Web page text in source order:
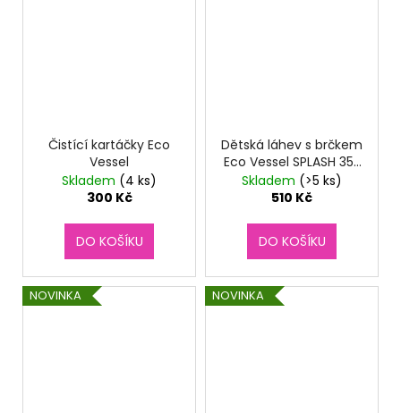
Čistící kartáčky Eco
Vessel
Skladem (4 ks)
300 Kč
DO KOŠÍKU
Dětská láhev s brčkem
Eco Vessel SPLASH 355
ml - Camping
Skladem (>5 ks)
510 Kč
DO KOŠÍKU
NOVINKA NOVINKA